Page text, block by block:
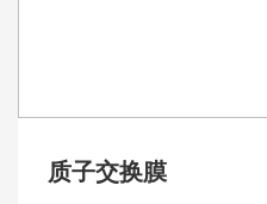
质子交换膜